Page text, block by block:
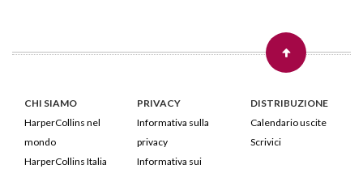
CHI SIAMO
HarperCollins nel
mondo
HarperCollins Italia
PRIVACY
Informativa sulla
privacy
Informativa sui
DISTRIBUZIONE
Calendario uscite
Scrivici